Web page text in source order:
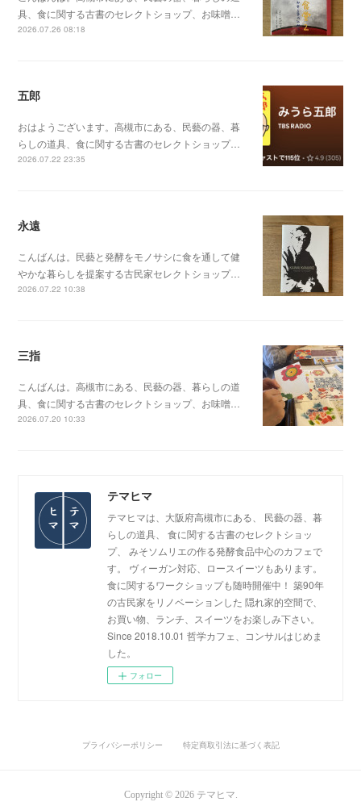
具、食に関する古書のセレクトショップ、お味噌…
2026.07.26 08:18
五郎
おはようございます。高槻市にある、民藝の器、暮
らしの道具、食に関する古書のセレクトショップ…
2026.07.22 23:35
永遠
こんばんは。民藝と発酵をモノサシに食を通して健
やかな暮らしを提案する古民家セレクトショップ…
2026.07.22 10:38
三指
こんばんは。高槻市にある、民藝の器、暮らしの道
具、食に関する古書のセレクトショップ、お味噌…
2026.07.20 10:33
テマヒマ
テマヒマは、大阪府高槻市にある、 民藝の器、暮
らしの道具、 食に関する古書のセレクトショッ
プ、 みそソムリエの作る発酵食品中心のカフェで
す。 ヴィーガン対応、ロースイーツもあります。
食に関するワークショップも随時開催中！ 築90年
の古民家をリノベーションした 隠れ家的空間で、
お買い物、ランチ、スイーツをお楽しみ下さい。
Since 2018.10.01 哲学カフェ、コンサルはじめま
した。
フォロー
プライバシーポリシー 特定商取引法に基づく表記
Copyright © 2026 テマヒマ.